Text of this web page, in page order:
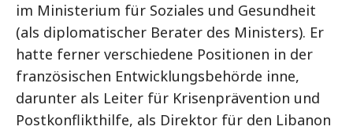
im Ministerium für Soziales und Gesundheit
(als diplomatischer Berater des Ministers). Er
hatte ferner verschiedene Positionen in der
französischen Entwicklungsbehörde inne,
darunter als Leiter für Krisenprävention und
Postkonflikthilfe, als Direktor für den Libanon